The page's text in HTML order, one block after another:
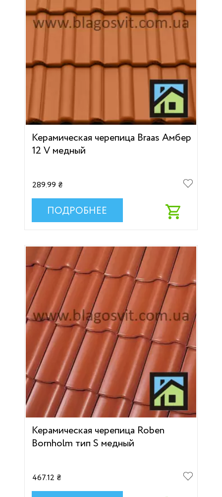
Керамическая черепица Braas Амбер
12 V медный
289.99 ₴
ПОДРОБНЕЕ
Керамическая черепица Roben
Bornholm тип S медный
467.12 ₴